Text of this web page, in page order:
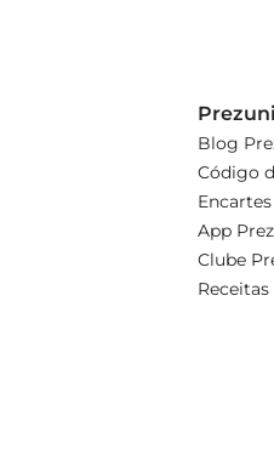
Blog
Código
Encartes
App
Clube
Receitas